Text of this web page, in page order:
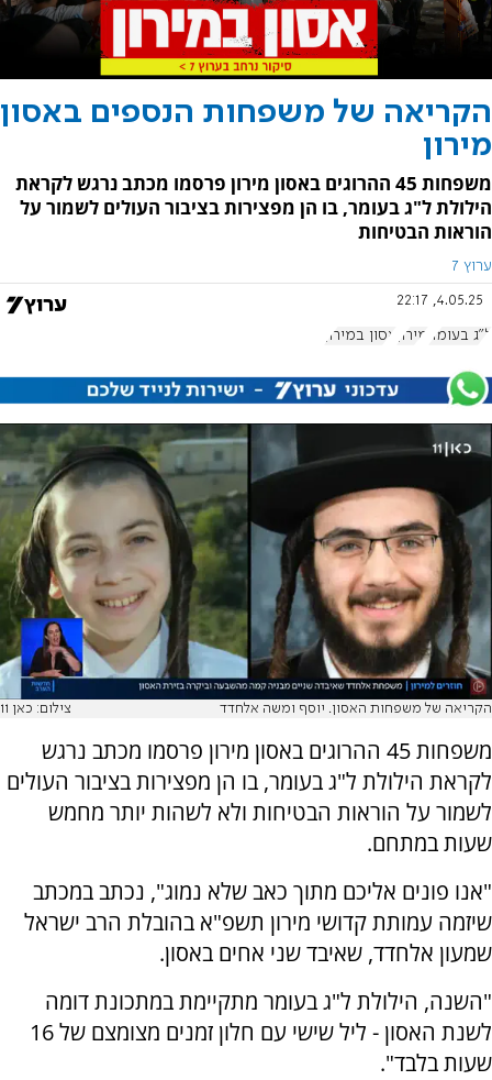
הקריאה של משפחות הנספים באסון
מירון
משפחות 45 ההרוגים באסון מירון פרסמו מכתב נרגש לקראת
הילולת ל"ג בעומר, בו הן מפצירות בציבור העולים לשמור על
הוראות הבטיחות
ערוץ 7
4.05.25, 22:17
ל"ג בעומר מירון אסון במירון
הקריאה של משפחות האסון. יוסף ומשה אלחדד צילום: כאן 11
משפחות 45 ההרוגים באסון מירון פרסמו מכתב נרגש
לקראת הילולת ל"ג בעומר, בו הן מפצירות בציבור העולים
לשמור על הוראות הבטיחות ולא לשהות יותר מחמש
שעות במתחם.
"אנו פונים אליכם מתוך כאב שלא נמוג", נכתב במכתב
שיזמה עמותת קדושי מירון תשפ"א בהובלת הרב ישראל
שמעון אלחדד, שאיבד שני אחים באסון.
"השנה, הילולת ל"ג בעומר מתקיימת במתכונת דומה
לשנת האסון - ליל שישי עם חלון זמנים מצומצם של 16
שעות בלבד".